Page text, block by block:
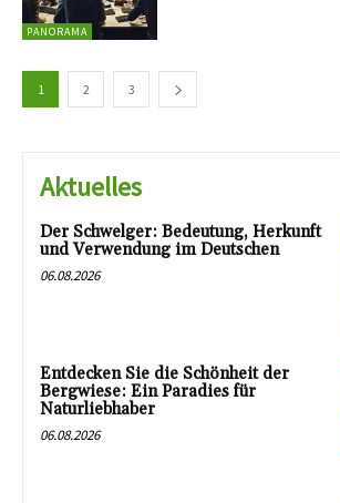
PANORAMA
1 2 3
Aktuelles
Der Schwelger: Bedeutung, Herkunft
und Verwendung im Deutschen
06.08.2026
Entdecken Sie die Schönheit der
Bergwiese: Ein Paradies für
Naturliebhaber
06.08.2026